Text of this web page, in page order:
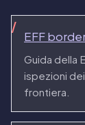
EFF
Guida della
ispezioni
frontiera.